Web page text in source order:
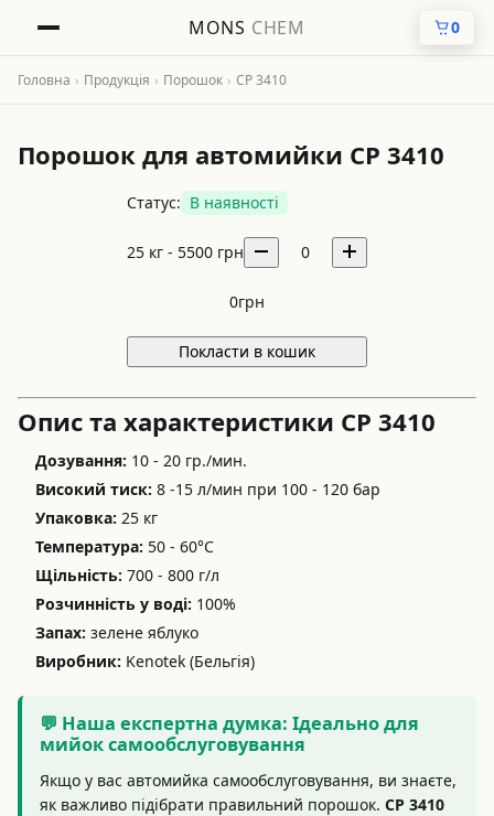
MONS CHEM 0
Головна › Продукція › Порошок › CP 3410
Порошок для автомийки CP 3410
Статус: В наявності
25 кг - 5500 грн 0
0грн
Покласти в кошик
Опис та характеристики CP 3410
Дозування: 10 - 20 гр./мин.
Високий тиск: 8 -15 л/мин при 100 - 120 бар
Упаковка: 25 кг
Температура: 50 - 60°C
Щільність: 700 - 800 г/л
Розчинність у воді: 100%
Запах: зелене яблуко
Виробник: Kenotek (Бельгія)
💬 Наша експертна думка: Ідеально для
мийок самообслуговування
Якщо у вас автомийка самообслуговування, ви знаєте,
як важливо підібрати правильний порошок. CP 3410